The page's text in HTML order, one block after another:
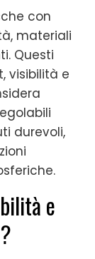
con
materiali
Questi
visibilità e
durevoli,
e